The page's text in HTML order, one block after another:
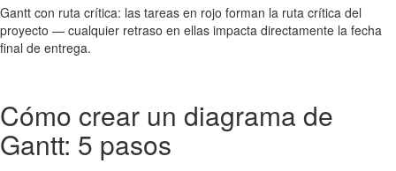
Gantt con ruta crítica: las tareas en rojo forman la ruta crítica del
proyecto — cualquier retraso en ellas impacta directamente la fecha
final de entrega.
Cómo crear un diagrama de
Gantt: 5 pasos